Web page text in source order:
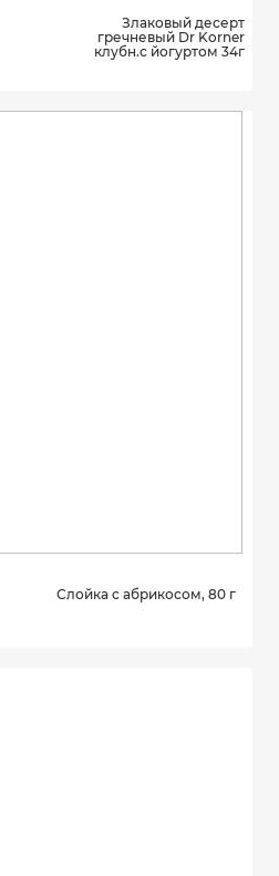
Злаковый десерт
гречневый Dr Korner
клубн.с йогуртом 34г
Слойка с абрикосом, 80 г